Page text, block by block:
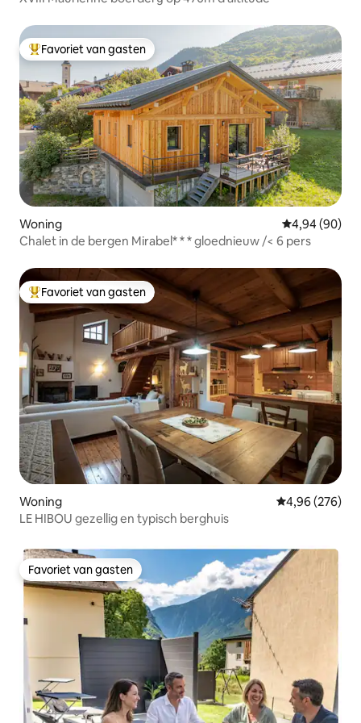
Topfavoriet van gasten
Favoriet van gasten
Woning Gemiddelde
4,94 (90)
Chalet in de bergen Mirabel* * * gloednieuw /< 6 pers
Topfavoriet van gasten
Favoriet van gasten
Woning Gemiddelde
4,96 (276)
LE HIBOU gezellig en typisch berghuis
Favoriet van gasten
Favoriet van gasten